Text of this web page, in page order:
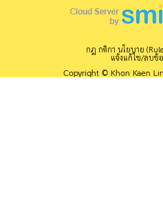
กฎ กติกา นโยบาย
แจ้งแก้ไข/ลบข้
Copyright © Khon Kaen